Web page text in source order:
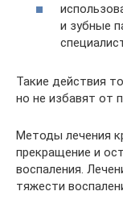
и зубные
Такие действия
но не избавят от
Методы лечения
прекращение и
воспаления.
тяжести